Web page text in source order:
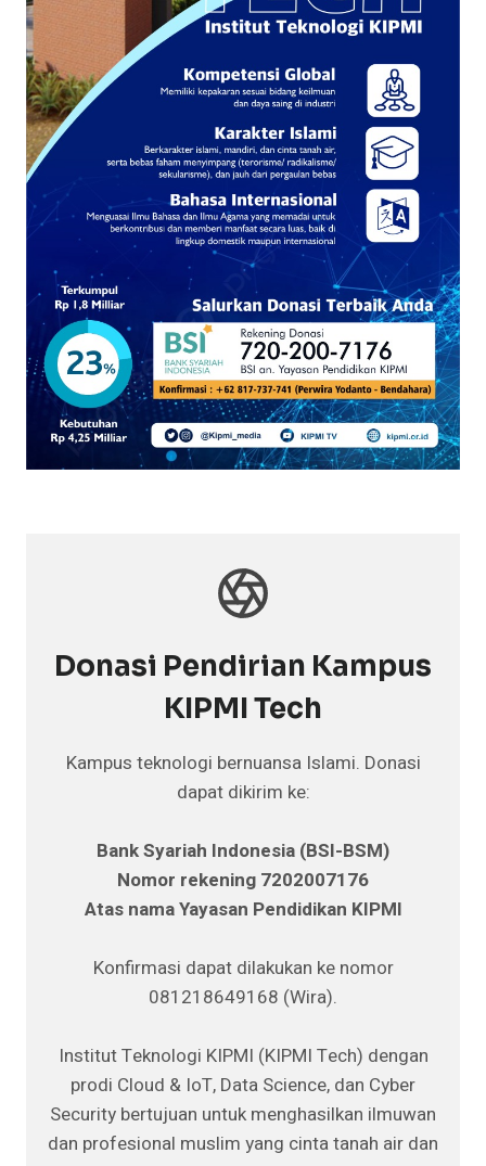
Donasi Pendirian Kampus
KIPMI Tech
Kampus teknologi bernuansa Islami. Donasi
dapat dikirim ke:
Bank Syariah Indonesia (BSI-BSM)
Nomor rekening 7202007176
Atas nama Yayasan Pendidikan KIPMI
Konfirmasi dapat dilakukan ke nomor
081218649168 (Wira).
Institut Teknologi KIPMI (KIPMI Tech) dengan
prodi Cloud & IoT, Data Science, dan Cyber
Security bertujuan untuk menghasilkan ilmuwan
dan profesional muslim yang cinta tanah air dan